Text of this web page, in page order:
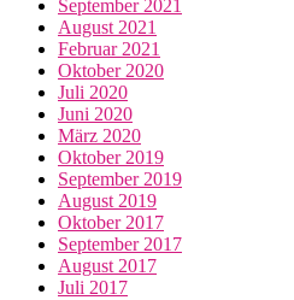
September 2021
August 2021
Februar 2021
Oktober 2020
Juli 2020
Juni 2020
März 2020
Oktober 2019
September 2019
August 2019
Oktober 2017
September 2017
August 2017
Juli 2017